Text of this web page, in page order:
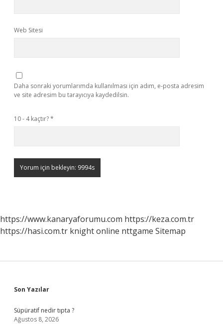
Web Sitesi
Daha sonraki yorumlarımda kullanılması için adım, e-posta adresim
ve site adresim bu tarayıcıya kaydedilsin.
10 - 4 kaçtır?*
https://www.kanaryaforumu.com https://keza.com.tr
https://hasi.com.tr knight online nttgame Sitemap
Sidebar
Son Yazılar
Süpüratif nedir tıpta ?
Ağustos 8, 2026